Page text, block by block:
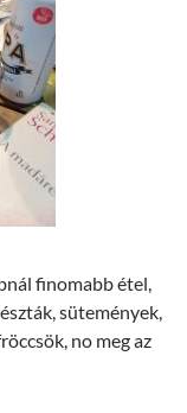
finomabb étel,
sütemények,
no meg az